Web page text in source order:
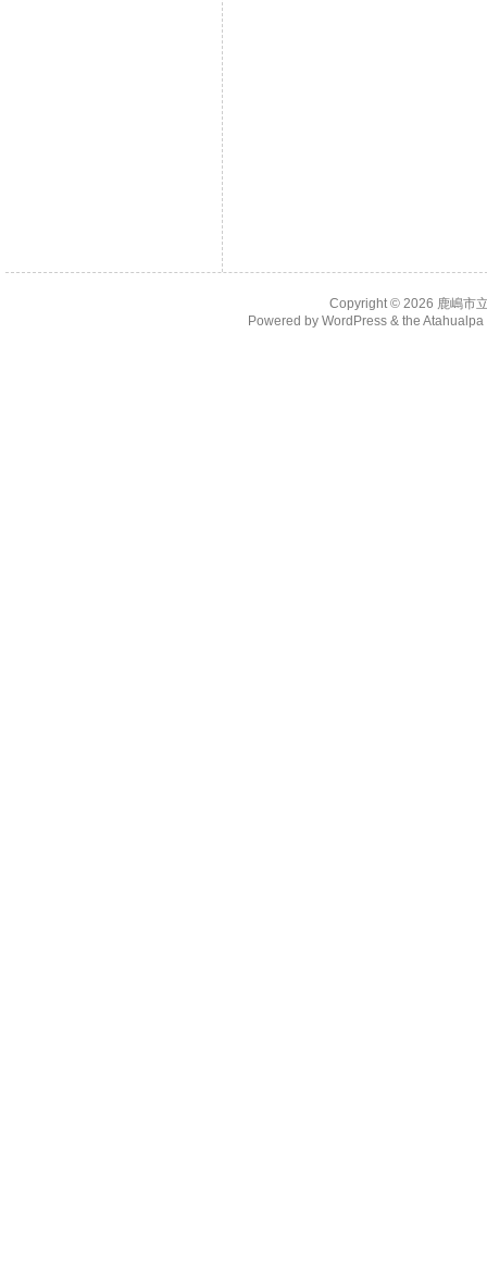
Copyright © 2026 鹿嶋市
Powered by WordPress& the Atahualpa